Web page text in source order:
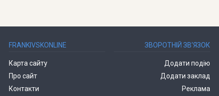
FRANKIVSKONLINE
Карта сайту
Про сайт
Контакти
ЗВОРОТНІЙ ЗВ’ЯЗОК
Додати подію
Додати заклад
Реклама